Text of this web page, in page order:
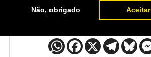
Não, obrigado Aceitar
Chan Sung Jung